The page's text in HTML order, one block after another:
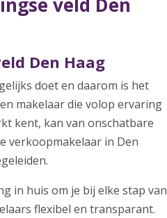
veld Den
Den Haag
doet en daarom is het
makelaar die volop ervaring
kent, kan van onschatbare
verkoopmakelaar in Den
in huis om je bij elke stap van
flexibel en transparant.